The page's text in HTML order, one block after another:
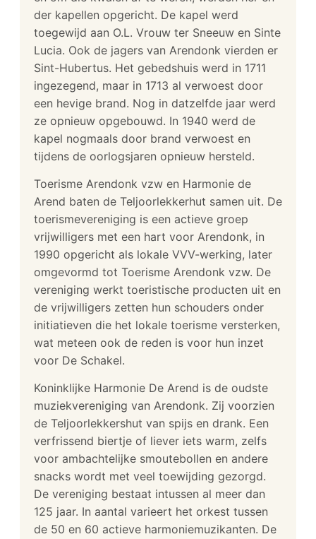
der kapellen opgericht. De kapel werd
toegewijd aan O.L. Vrouw ter Sneeuw en Sinte
Lucia. Ook de jagers van Arendonk vierden er
Sint-Hubertus. Het gebedshuis werd in 1711
ingezegend, maar in 1713 al verwoest door
een hevige brand. Nog in datzelfde jaar werd
ze opnieuw opgebouwd. In 1940 werd de
kapel nogmaals door brand verwoest en
tijdens de oorlogsjaren opnieuw hersteld.
Toerisme Arendonk vzw en Harmonie de
Arend baten de Teljoorlekkerhut samen uit. De
toerismevereniging is een actieve groep
vrijwilligers met een hart voor Arendonk, in
1990 opgericht als lokale VVV-werking, later
omgevormd tot Toerisme Arendonk vzw. De
vereniging werkt toeristische producten uit en
de vrijwilligers zetten hun schouders onder
initiatieven die het lokale toerisme versterken,
wat meteen ook de reden is voor hun inzet
voor De Schakel.
Koninklijke Harmonie De Arend is de oudste
muziekvereniging van Arendonk. Zij voorzien
de Teljoorlekkershut van spijs en drank. Een
verfrissend biertje of liever iets warm, zelfs
voor ambachtelijke smoutebollen en andere
snacks wordt met veel toewijding gezorgd.
De vereniging bestaat intussen al meer dan
125 jaar. In aantal varieert het orkest tussen
de 50 en 60 actieve harmoniemuzikanten. De